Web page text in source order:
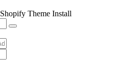
Shopify Theme Install